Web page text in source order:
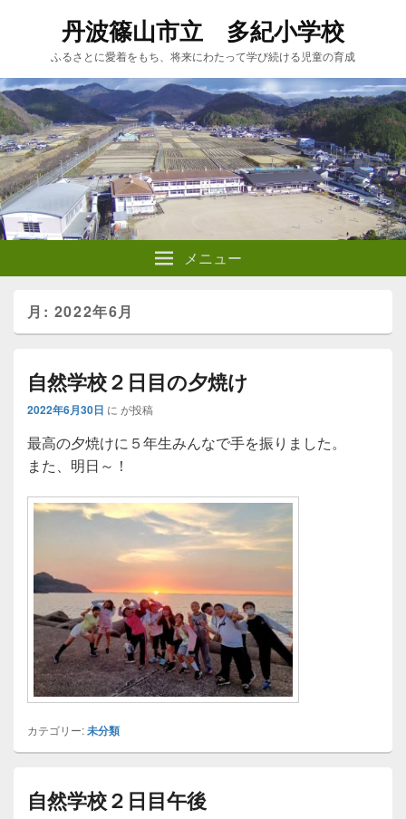
丹波篠山市立 多紀小学校
ふるさとに愛着をもち、将来にわたって学び続ける児童の育成
メニュー
月: 2022年6月
自然学校２日目の夕焼け
2022年6月30日 に が投稿
最高の夕焼けに５年生みんなで手を振りました。
また、明日～！
カテゴリー:未分類
自然学校２日目午後